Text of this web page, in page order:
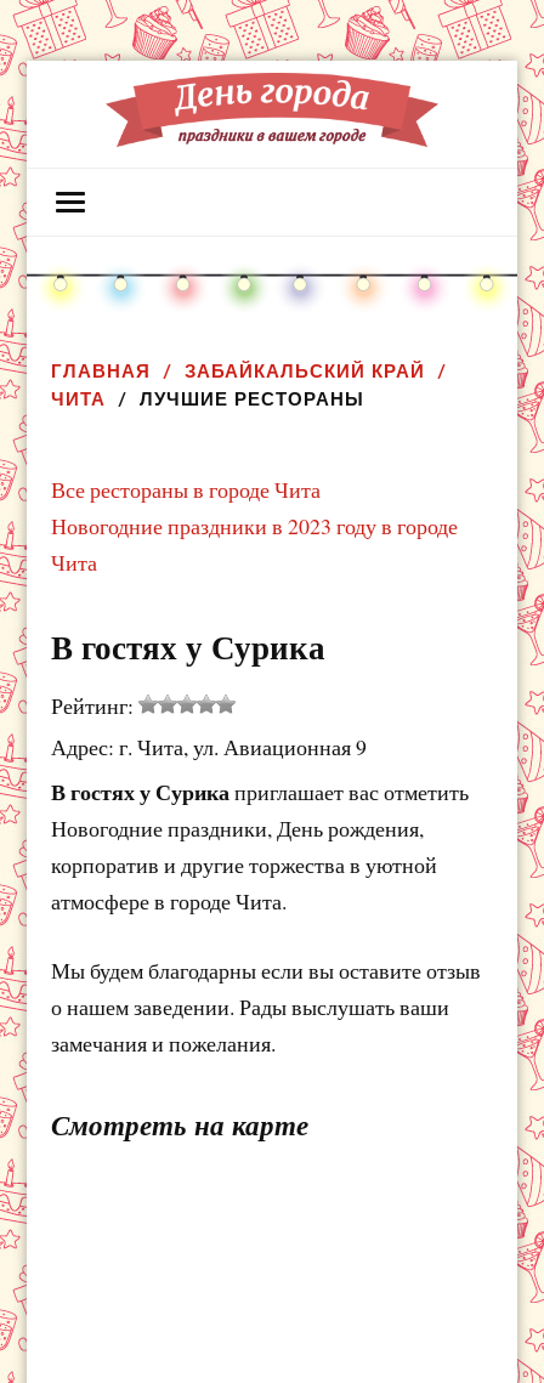
ГЛАВНАЯ
ЗАБАЙКАЛЬСКИЙ КРАЙ
ЧИТА
ЛУЧШИЕ РЕСТОРАНЫ
Все рестораны в городе Чита
Новогодние праздники в 2023 году в городе
Чита
В гостях у Сурика
Рейтинг:
Адрес: г. Чита, ул. Авиационная 9
В гостях у Сурикаприглашает вас отметить
Новогодние праздники, День рождения,
корпоратив и другие торжества в уютной
атмосфере в городе Чита.
Мы будем благодарны если вы оставите отзыв
о нашем заведении. Рады выслушать ваши
замечания и пожелания.
Смотреть на карте